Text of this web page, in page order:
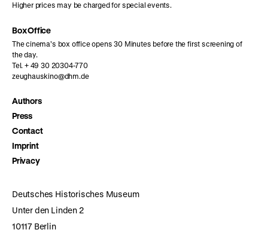
Higher prices may be charged for special events.
Box Office
The cinema’s box office opens 30 Minutes before the first screening of
the day.
Tel. + 49 30 20304-770
zeughauskino@dhm.de
Authors
Press
Contact
Imprint
Privacy
Deutsches Historisches Museum
Unter den Linden 2
10117 Berlin